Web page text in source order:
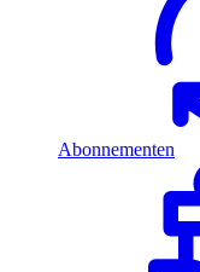
Abonnementen